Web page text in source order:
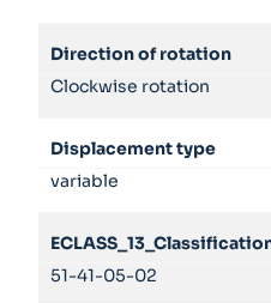
Direction of rotation
Clockwise rotation
Displacement type
variable
51-41-05-02